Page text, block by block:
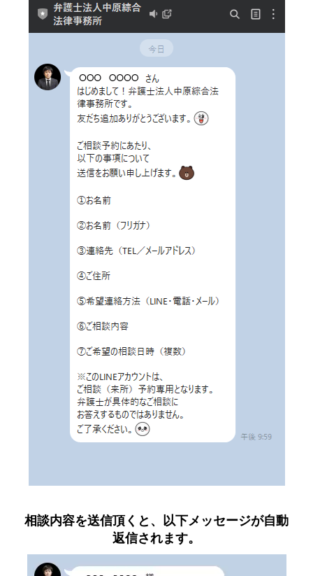
相談内容を送信頂くと、以下メッセージが自動
返信されます。